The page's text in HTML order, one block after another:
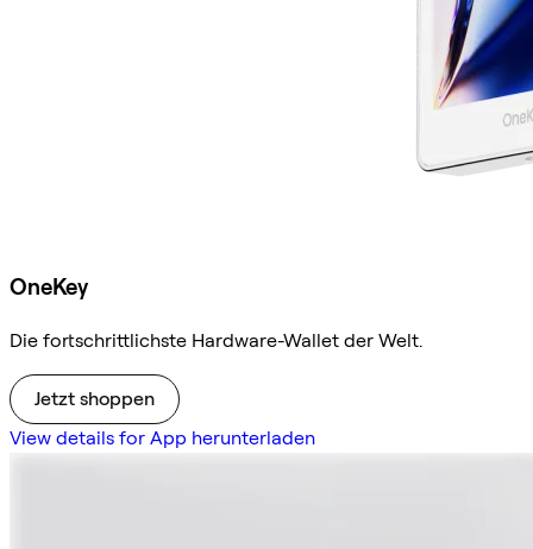
OneKey
Die fortschrittlichste Hardware-Wallet der Welt.
Jetzt shoppen
View details for App herunterladen